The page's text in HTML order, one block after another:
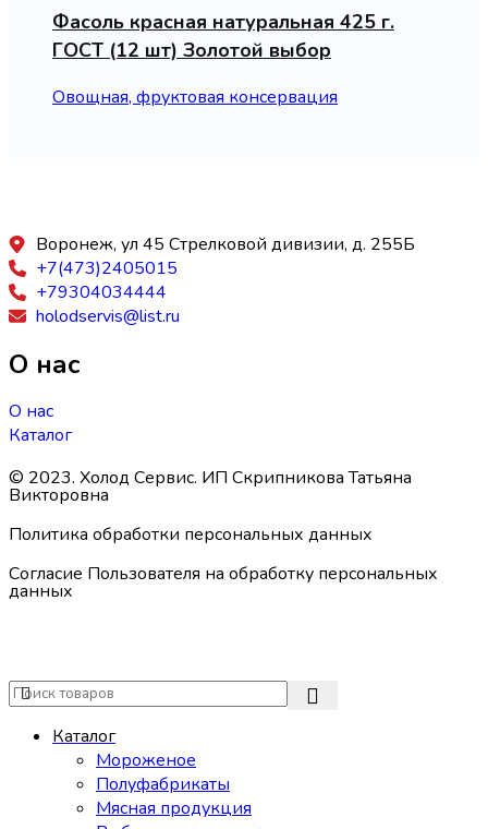
Фасоль красная натуральная 425 г.
ГОСТ (12 шт) Золотой выбор
Овощная, фруктовая консервация
Воронеж, ул 45 Стрелковой дивизии, д. 255Б
+7(473)2405015
+79304034444
holodservis@list.ru
О нас
О нас
Каталог
© 2023. Холод Сервис. ИП Скрипникова Татьяна
Викторовна
Политика обработки персональных данных
Согласие Пользователя на обработку персональных
данных
Каталог
Мороженое
Полуфабрикаты
Мясная продукция